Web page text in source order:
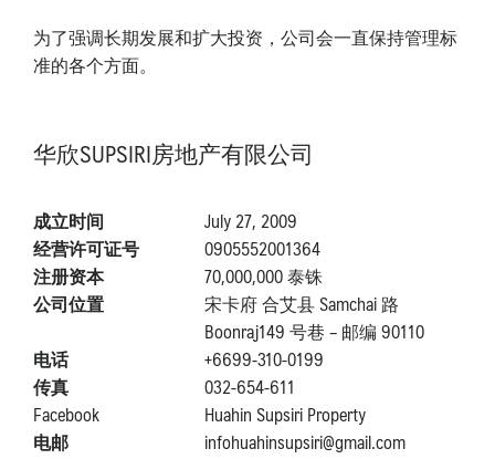
为了强调长期发展和扩大投资，公司会一直保持管理标
准的各个方面。
华欣SUPSIRI房地产有限公司
成立时间
July 27, 2009
经营许可证号
0905552001364
注册资本
70,000,000 泰铢
公司位置
宋卡府 合艾县 Samchai 路
Boonraj149 号巷 – 邮编 90110
电话
+6699-310-0199
传真
032-654-611
Facebook
Huahin Supsiri Property
电邮
infohuahinsupsiri@gmail.com